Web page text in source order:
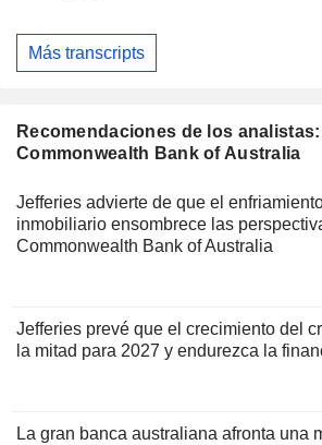
Más transcripts
Recomendaciones de los analistas:
Commonwealth Bank of Australia
Jefferies advierte de que el
inmobiliario ensombrece las
Commonwealth Bank of Australia
Jefferies prevé que el crecimiento del
la mitad para 2027 y endurezca la
La gran banca australiana afronta una